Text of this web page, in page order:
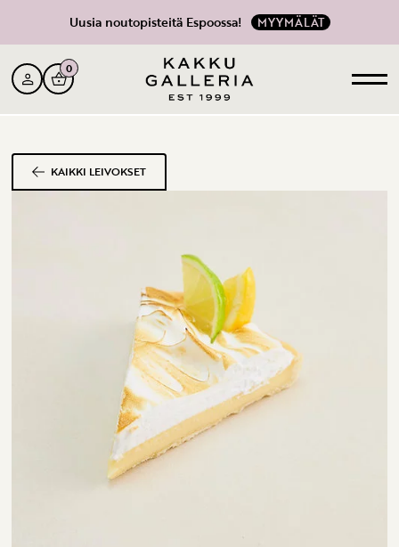
Uusia noutopisteitä Espoossa! MYYMÄLÄT
0
KAIKKI LEIVOKSET